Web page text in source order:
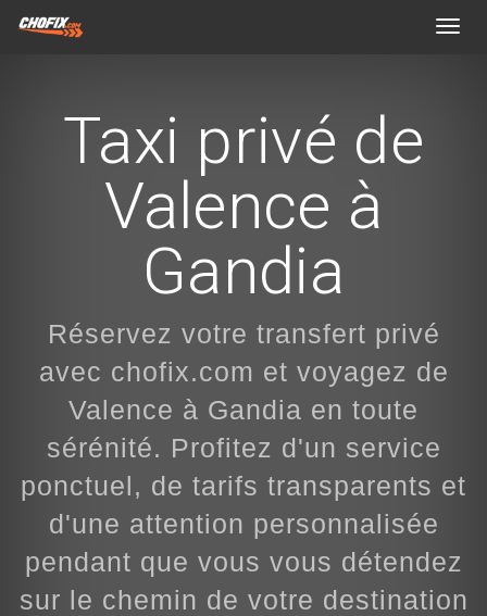
Taxi privé de
Valence à
Gandia
Réservez votre transfert privé
avec chofix.com et voyagez de
Valence à Gandia en toute
sérénité. Profitez d'un service
ponctuel, de tarifs transparents et
d'une attention personnalisée
pendant que vous vous détendez
sur le chemin de votre destination